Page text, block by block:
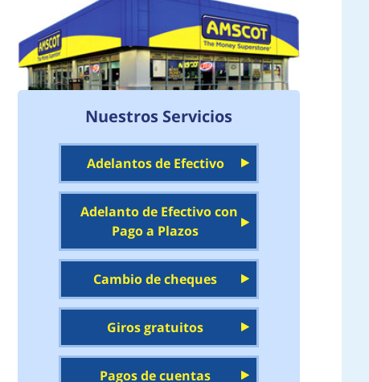
Nuestros Servicios
Adelantos de Efectivo
Adelanto de Efectivo con
Pago a Plazos
Cambio de cheques
Giros gratuitos
Pagos de cuentas